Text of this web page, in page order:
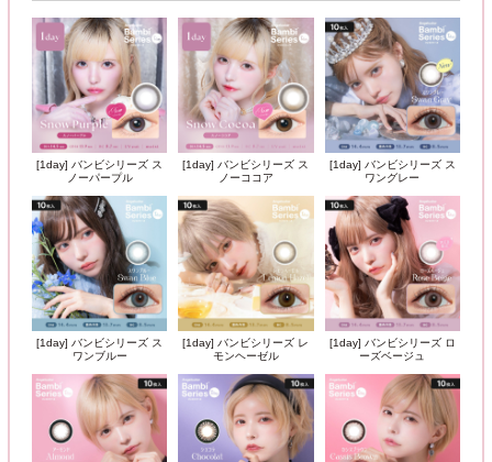
[1day] バンビシリーズ ス
ノーパープル
[1day] バンビシリーズ ス
ノーココア
[1day] バンビシリーズ ス
ワングレー
[1day] バンビシリーズ ス
ワンブルー
[1day] バンビシリーズ レ
モンヘーゼル
[1day] バンビシリーズ ロ
ーズベージュ